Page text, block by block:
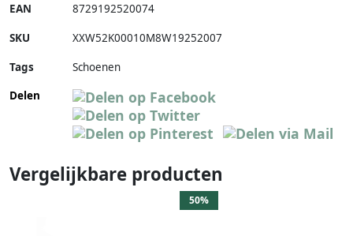
EAN 8729192520074
SKU XXW52K00010M8W19252007
Tags
Schoenen
Delen
Vergelijkbare producten
50%